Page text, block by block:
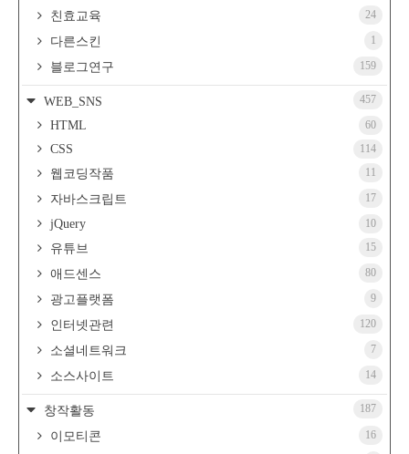
친효교육 24
다른스킨 1
블로그연구 159
WEB_SNS 457
HTML 60
CSS 114
웹코딩작품 11
자바스크립트 17
jQuery 10
유튜브 15
애드센스 80
광고플랫폼 9
인터넷관련 120
소셜네트워크 7
소스사이트 14
창작활동 187
이모티콘 16